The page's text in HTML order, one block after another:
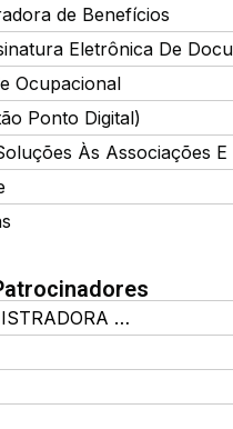
de Benefícios
Eletrônica De
Ocupacional
Ponto Digital)
Às Associações E
IDEALL ADMINISTRADORA DE BENEFÍCIOS